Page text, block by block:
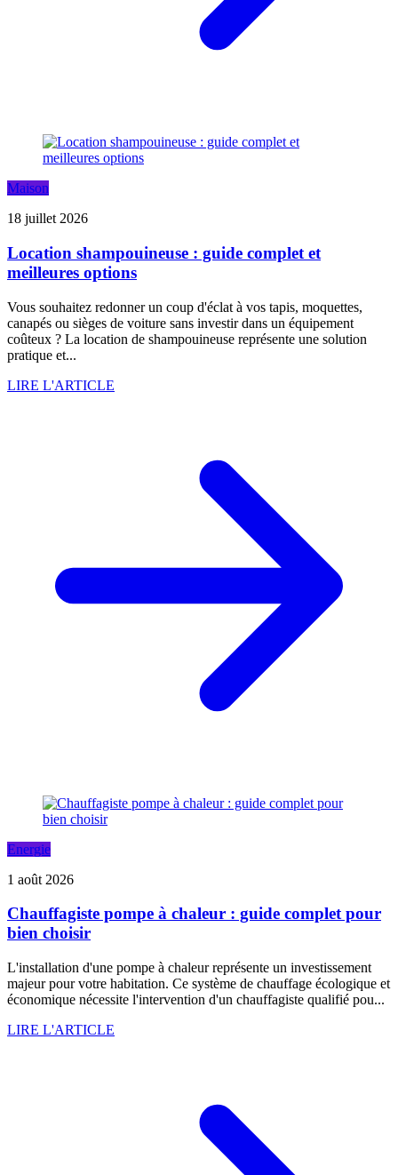
Maison
18 juillet 2026
Location shampouineuse : guide complet et
meilleures options
Vous souhaitez redonner un coup d'éclat à vos tapis, moquettes,
canapés ou sièges de voiture sans investir dans un équipement
coûteux ? La location de shampouineuse représente une solution
pratique et...
LIRE L'ARTICLE
Energie
1 août 2026
Chauffagiste pompe à chaleur : guide complet pour
bien choisir
L'installation d'une pompe à chaleur représente un investissement
majeur pour votre habitation. Ce système de chauffage écologique et
économique nécessite l'intervention d'un chauffagiste qualifié pou...
LIRE L'ARTICLE